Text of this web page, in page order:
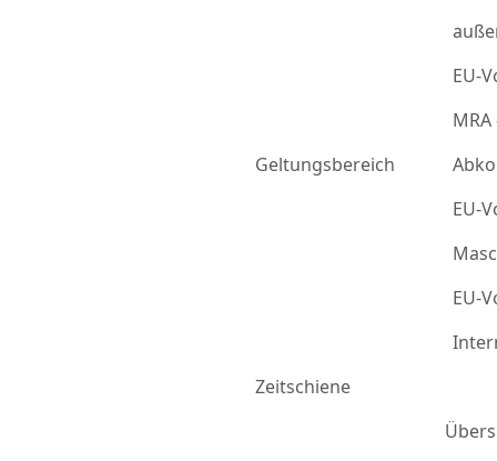
Geltungsbereich
EU-
EU-
EU-
Zeitschiene